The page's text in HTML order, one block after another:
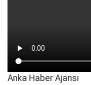
Anka Haber Ajansı